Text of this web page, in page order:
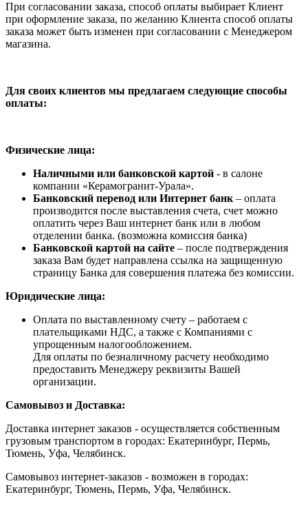
При согласовании заказа, способ оплаты выбирает Клиент
при оформление заказа, по желанию Клиента способ оплаты
заказа может быть изменен при согласовании с Менеджером
магазина.
Для своих клиентов мы предлагаем следующие способы
оплаты:
Физические лица:
Наличными или банковской картой - в салоне
компании «Керамогранит-Урала».
Банковский перевод или Интернет банк – оплата
производится после выставления счета, счет можно
оплатить через Ваш интернет банк или в любом
отделении банка. (возможна комиссия банка)
Банковской картой на сайте – после подтверждения
заказа Вам будет направлена ссылка на защищенную
страницу Банка для совершения платежа без комиссии.
Юридические лица:
Оплата по выставленному счету – работаем с
плательщиками НДС, а также с Компаниями с
упрощенным налогообложением.
Для оплаты по безналичному расчету необходимо
предоставить Менеджеру реквизиты Вашей
организации.
Самовывоз и Доставка:
Доставка интернет заказов - осуществляется собственным
грузовым транспортом в городах: Екатеринбург, Пермь,
Тюмень, Уфа, Челябинск.
Самовывоз интернет-заказов - возможен в городах:
Екатеринбург, Тюмень, Пермь, Уфа, Челябинск.